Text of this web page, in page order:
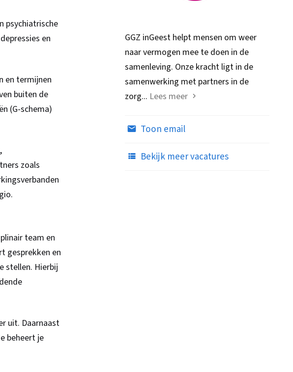
psychiatrische
en
en termijnen
buiten de
(G-schema)
zoals
team en
gesprekken en
stellen. Hierbij
uit. Daarnaast
beheert je
GGZ inGeest helpt mensen om weer
naar vermogen mee te doen in de
samenleving. Onze kracht ligt in de
samenwerking met partners in de
zorg... Lees meer
Toon email
Bekijk meer vacatures